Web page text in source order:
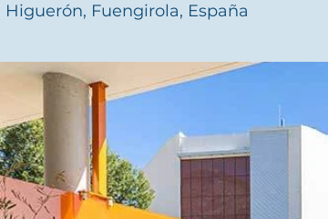
Fuengirola, España